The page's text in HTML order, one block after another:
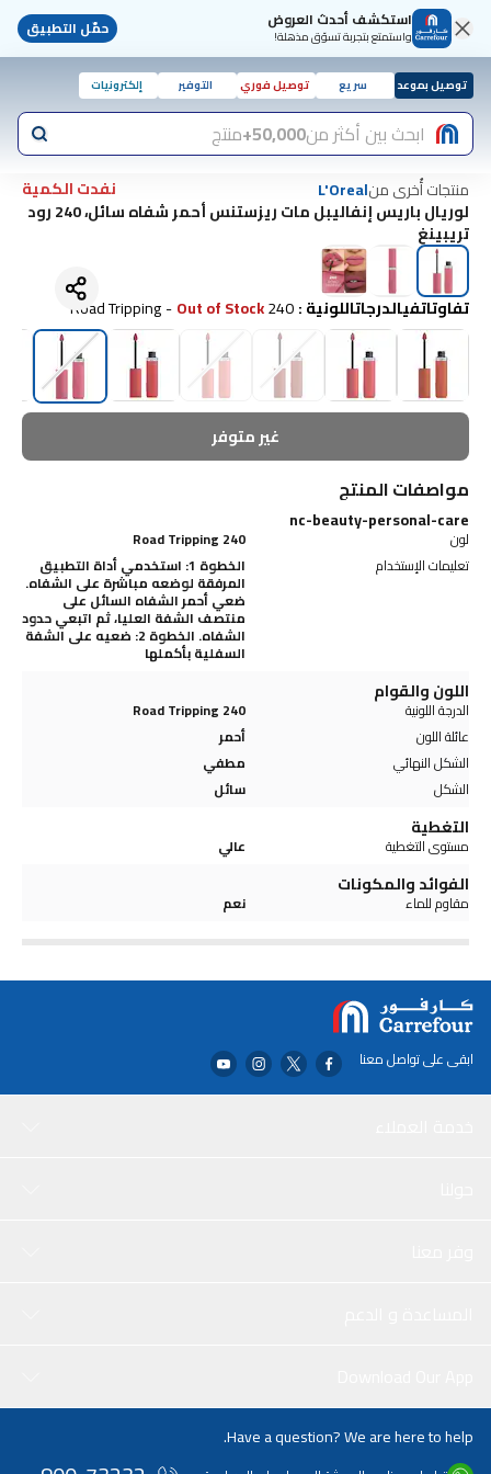
استكشف أحدث العروض
واستمتع بتجربة تسوّق مذهلة! حمّل التطبيق
توصيل بموعد سريع توصيل فوري التوفير إلكترونيات
ابحث بين أكثر من50,000+ منتج
منتجات أُخرى منL'Oreal
نفدت الكمية
لوريال باريس إنفاليبل مات ريزستنس أحمر شفاه سائل، 240 رود
تريبينغ
تفاوتاتفيالدرجاتاللونية:
240 Road Tripping
-Out of Stock
غير متوفر
مواصفات المنتج
nc-beauty-personal-care
لون
240 Road Tripping
تعليمات الإستخدام
الخطوة 1: استخدمي أداة التطبيق
المرفقة لوضعه مباشرة على الشفاه.
ضعي أحمر الشفاه السائل على
منتصف الشفة العليا، ثم اتبعي حدود
الشفاه. الخطوة 2: ضعيه على الشفة
السفلية بأكملها
اللون والقوام
الدرجة اللونية
240 Road Tripping
عائلة اللون
أحمر
الشكل النهائي
مطفي
الشكل
سائل
التغطية
مستوى التغطية عالي
الفوائد والمكونات
مقاوم للماء نعم
ابقى على تواصل معنا
Have a question? We are here to help.